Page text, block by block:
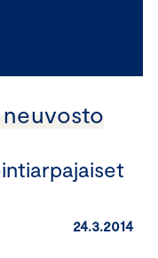
24.3.2014